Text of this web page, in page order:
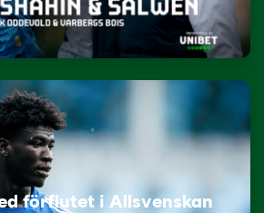
förflutet i Allsvenskan